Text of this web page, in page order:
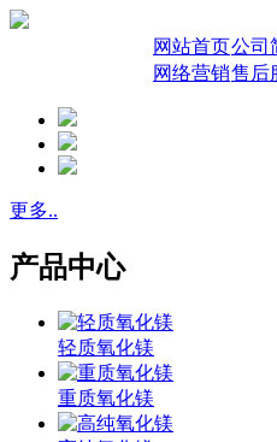
网站首页公司
网络营销售后
更多..
产品中心
轻质氧化镁
重质氧化镁